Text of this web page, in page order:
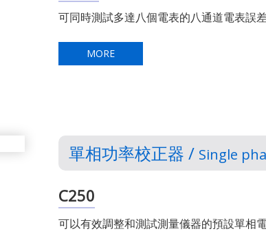
可同時測試多達八個電表的八通道電表誤
MORE
單相功率校正器 / Single
C250
可以有效調整和測試測量儀器的預設單相